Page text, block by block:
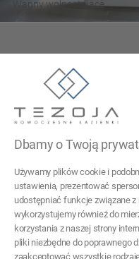
Wanny wolnostojące
03-
Dbamy o Twoją
Używamy plików cookie i
ustawienia, prezentować
udostępniać funkcje związane
wykorzystujemy również do
korzystania z naszej strony
pliki niezbędne do poprawnego
zaakceptować wszystkie